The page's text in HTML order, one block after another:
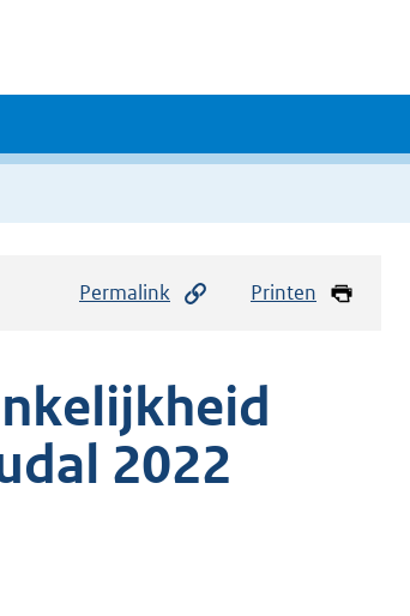
Permalink Printen
2022